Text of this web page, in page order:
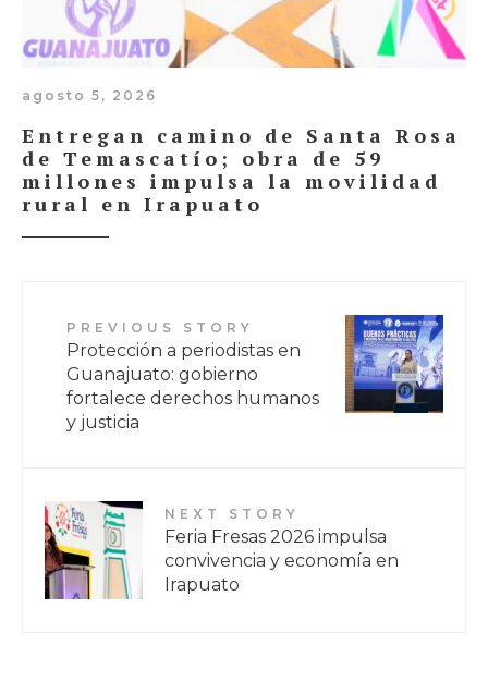
agosto 5, 2026
Entregan camino de Santa Rosa
de Temascatío; obra de 59
millones impulsa la movilidad
rural en Irapuato
PREVIOUS STORY
Protección a periodistas en
Guanajuato: gobierno
fortalece derechos humanos
y justicia
NEXT STORY
Feria Fresas 2026 impulsa
convivencia y economía en
Irapuato